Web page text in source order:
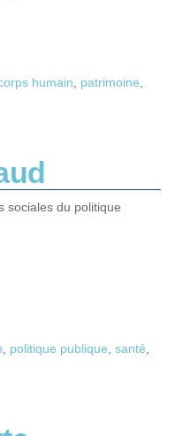
humain, patrimoine,
sociales du politique
, politique publique, santé,